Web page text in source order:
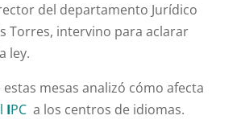
del departamento Jurídico
Torres, intervino para aclarar
ley.
mesas analizó cómo afecta
IPCa los centros de idiomas.